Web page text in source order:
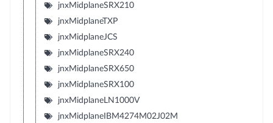
jnxMidplaneSRX210
jnxMidplaneTXP
jnxMidplaneJCS
jnxMidplaneSRX240
jnxMidplaneSRX650
jnxMidplaneSRX100
jnxMidplaneLN1000V
jnxMidplaneIBM4274M02J02M